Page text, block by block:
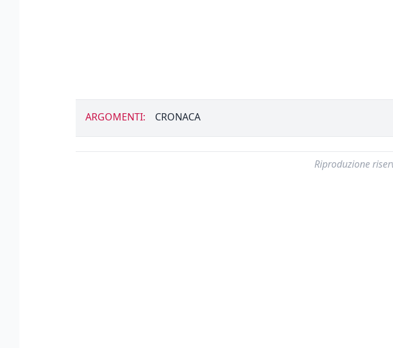
ARGOMENTI: CRONACA
Riproduzione